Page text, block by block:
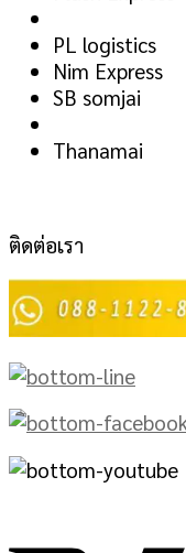
PL logistics
Nim Express
SB somjai
Thanamai
ติดต่อเรา